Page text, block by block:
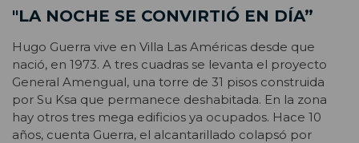
"LA NOCHE SE CONVIRTIÓ EN DÍA”
Hugo Guerra vive en Villa Las Américas desde que
nació, en 1973. A tres cuadras se levanta el proyecto
General Amengual, una torre de 31 pisos construida
por Su Ksa que permanece deshabitada. En la zona
hay otros tres mega edificios ya ocupados. Hace 10
años, cuenta Guerra, el alcantarillado colapsó por